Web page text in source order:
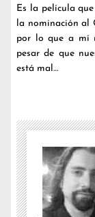
Es la película
la nominación al
por lo que a mí
pesar de que
está mal…